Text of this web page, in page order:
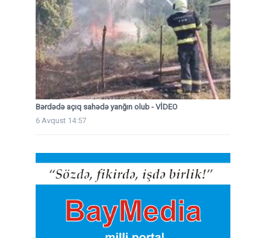
Bərdədə açıq sahədə yanğın olub - VİDEO
6 Avqust 14:57